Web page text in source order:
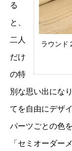
ラウンド
る
と、
二人
だけ
の特
別な思い出にな
てを自由にデザ
パーツごとの色
「セミオーダー